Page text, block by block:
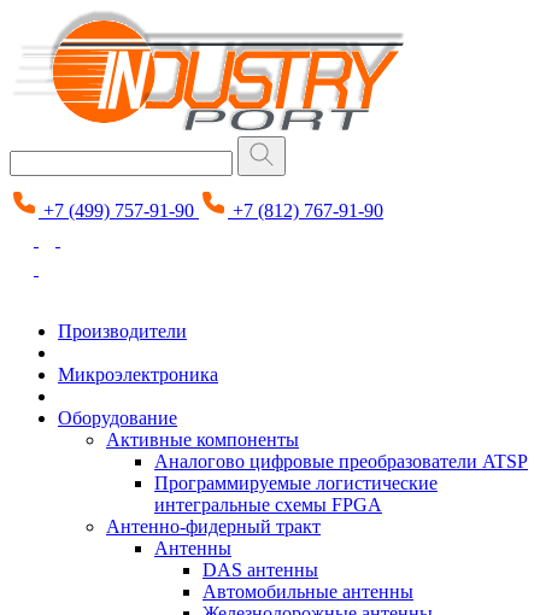
+7 (499) 757-91-90 +7 (812) 767-91-90
Производители
Микроэлектроника
Оборудование
Активные компоненты
Аналогово цифровые преобразователи ATSP
Программируемые логистические
интегральные схемы FPGA
Антенно-фидерный тракт
Антенны
DAS антенны
Автомобильные антенны